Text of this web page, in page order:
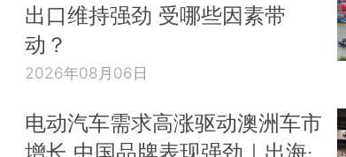
出口维持强劲 受哪些因素带
动？
2026年08月06日
电动汽车需求高涨驱动澳洲车市